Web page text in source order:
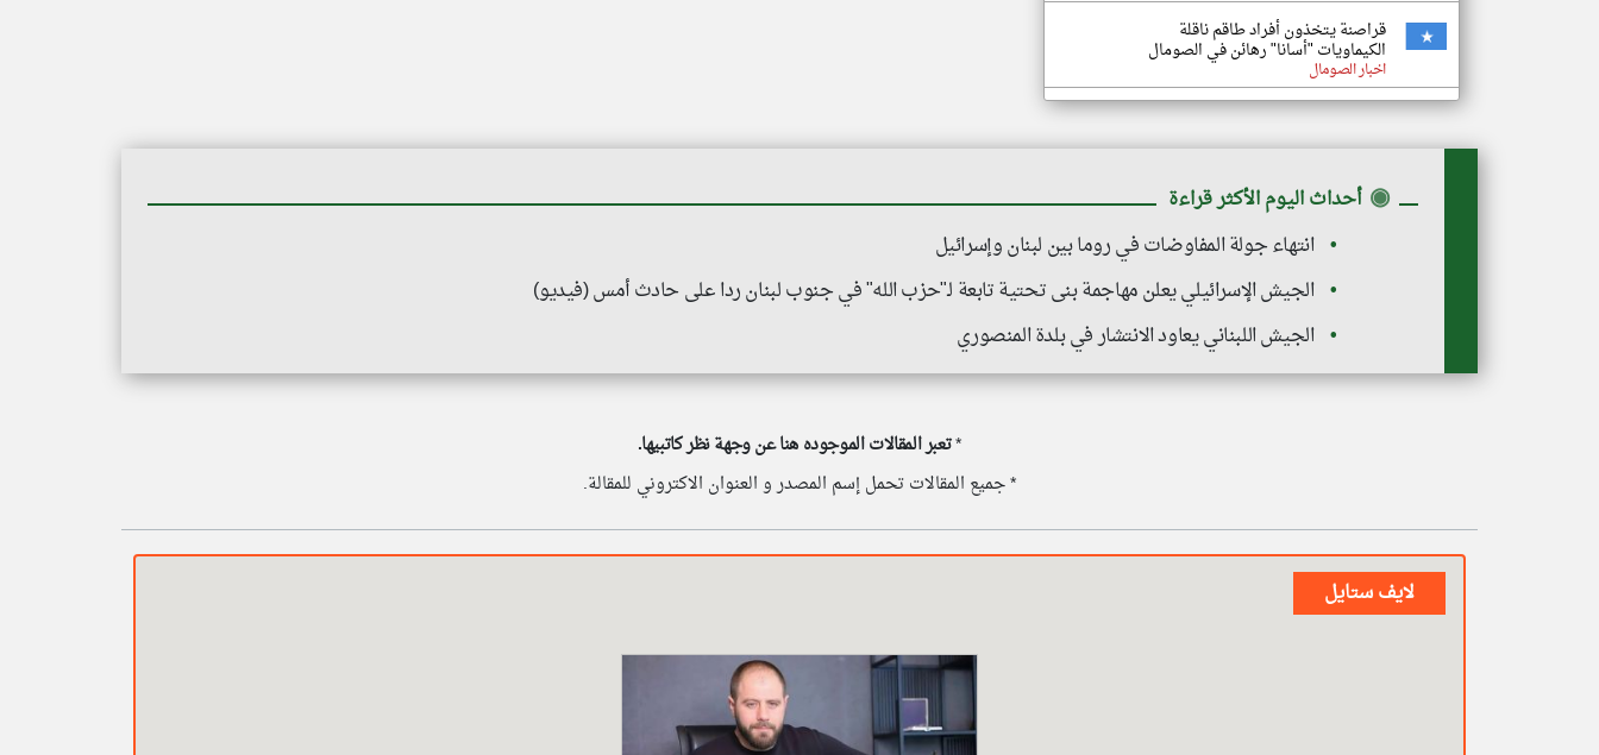
قراصنة يتخذون أفراد طاقم ناقلة
الكيماويات "أسانا" رهائن في الصومال
اخبار الصومال
◉ أحداث اليوم الأكثر قراءة
انتهاء جولة المفاوضات في روما بين لبنان وإسرائيل
الجيش الإسرائيلي يعلن مهاجمة بنى تحتية تابعة لـ"حزب الله" في جنوب لبنان ردا على حادث أمس (فيديو)
الجيش اللبناني يعاود الانتشار في بلدة المنصوري
*تعبر المقالات الموجوده هنا عن وجهة نظر كاتبيها.
* جميع المقالات تحمل إسم المصدر و العنوان الاكتروني للمقالة.
لايف ستايل